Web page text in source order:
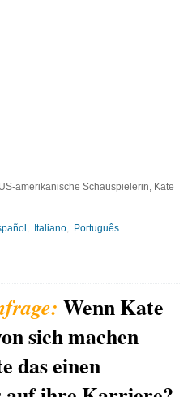
amerikanische Schauspielerin, Kate
Italiano Português
Wenn Kate
sich machen
das einen